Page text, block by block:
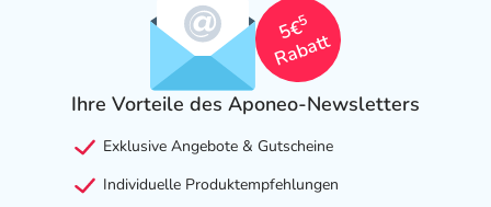
5€
5
Rabatt
Ihre Vorteile des Aponeo-Newsletters
Exklusive Angebote & Gutscheine
Individuelle Produktempfehlungen